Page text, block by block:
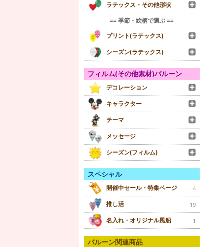
ラテックス・その他形状
== 季節・絵柄で選ぶ ==
プリント(ラテックス)
シーズン(ラテックス)
フィルム(その他素材)バルーン
デコレーション
キャラクター
テーマ
メッセージ
シーズン(フィルム)
スペシャル
開催中セール・特集ページ 4
推し活 19
名入れ・オリジナル風船 1
バルーン関連商品